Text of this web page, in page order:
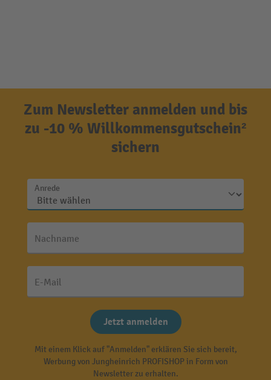
Zum Newsletter anmelden und bis
zu -10 % Willkommensgutschein²
sichern
Anrede
Nachname
E-Mail
Jetzt anmelden
Mit einem Klick auf "Anmelden" erklären Sie sich bereit,
Werbung von Jungheinrich PROFISHOP in Form von
Newsletter zu erhalten.